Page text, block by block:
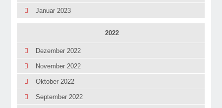
Januar 2023
2022
Dezember 2022
November 2022
Oktober 2022
September 2022